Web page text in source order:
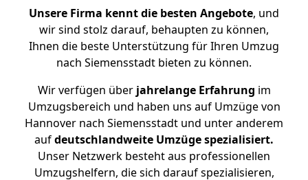
Unsere Firma kennt die besten Angebote, und
wir sind stolz darauf, behaupten zu können,
Ihnen die beste Unterstützung für Ihren Umzug
nach Siemensstadt bieten zu können.
Wir verfügen überjahrelange Erfahrung im
Umzugsbereich und haben uns auf Umzüge von
Hannover nach Siemensstadt und unter anderem
aufdeutschlandweite Umzüge spezialisiert.
Unser Netzwerk besteht aus professionellen
Umzugshelfern, die sich darauf spezialisieren,